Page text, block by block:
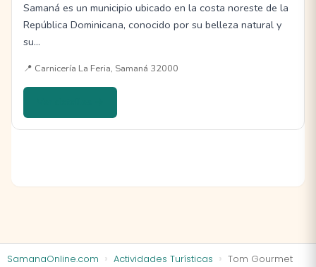
Samaná es un municipio ubicado en la costa noreste de la
República Dominicana, conocido por su belleza natural y
su…
📍 Carnicería La Feria, Samaná 32000
SamanaOnline.com Actividades Turísticas Tom Gourmet